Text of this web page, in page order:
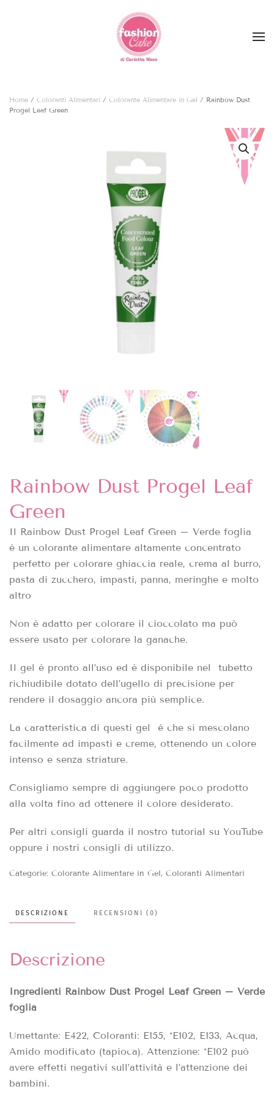
Skip to main content
Home / Coloranti Alimentari / Colorante Alimentare in Gel / Rainbow Dust
Progel Leaf Green
Rainbow Dust Progel Leaf
Green
Il Rainbow Dust Progel Leaf Green – Verde foglia
è un colorante alimentare altamente concentrato
perfetto per colorare ghiaccia reale, crema al burro,
pasta di zucchero, impasti, panna, meringhe e molto
altro
Non è adatto per colorare il cioccolato ma può
essere usato per colorare la ganache.
Il gel è pronto all’uso ed è disponibile nel tubetto
richiudibile dotato dell’ugello di precisione per
rendere il dosaggio ancora più semplice.
La caratteristica di questi gel è che si mescolano
facilmente ad impasti e creme, ottenendo un colore
intenso e senza striature.
Consigliamo sempre di aggiungere poco prodotto
alla volta fino ad ottenere il colore desiderato.
Per altri consigli guarda il nostro tutorial su YouTube
oppure i nostri consigli di utilizzo.
Categorie: Colorante Alimentare in Gel, Coloranti Alimentari
DESCRIZIONE RECENSIONI (0)
Descrizione
Ingredienti Rainbow Dust Progel Leaf Green – Verde
foglia
Umettante: E422, Coloranti: E155, *E102, E133, Acqua,
Amido modificato (tapioca). Attenzione: *E102 può
avere effetti negativi sull’attività e l’attenzione dei
bambini.